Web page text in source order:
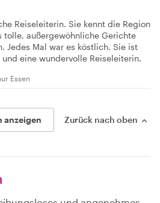
Reiseleiterin. Sie kennt die Region
tolle, außergewöhnliche Gerichte
Jedes Mal war es köstlich. Sie ist
eine wundervolle Reiseleiterin.
Essen
anzeigen Zurück nach oben